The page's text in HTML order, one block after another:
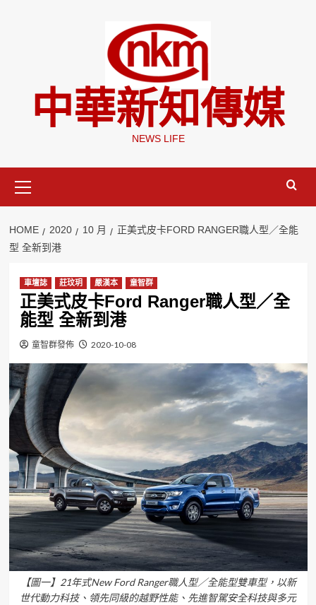
中華新知傳媒
NEWS LIFE
Menu
HOME 2020 10 月
正美式皮卡FORD RANGER職人型／全能
型 全新到港
車壇誌 莊玟玥 嚴漢本 童智群
正美式皮卡Ford Ranger職人型／全
能型 全新到港
童智群發佈 2020-10-08
【圖一】21年式New Ford Ranger職人型／全能型雙車型，以新
世代動力科技、領先同級的越野性能、先進智駕安全科技與多元